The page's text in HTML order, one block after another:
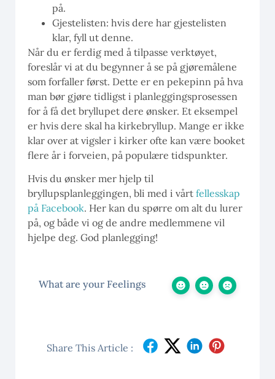
på.
Gjestelisten: hvis dere har gjestelisten
klar, fyll ut denne.
Når du er ferdig med å tilpasse verktøyet,
foreslår vi at du begynner å se på gjøremålene
som forfaller først. Dette er en pekepinn på hva
man bør gjøre tidligst i planleggingsprosessen
for å få det bryllupet dere ønsker. Et eksempel
er hvis dere skal ha kirkebryllup. Mange er ikke
klar over at vigsler i kirker ofte kan være booket
flere år i forveien, på populære tidspunkter.
Hvis du ønsker mer hjelp til
bryllupsplanleggingen, bli med i vårt fellesskap
på Facebook. Her kan du spørre om alt du lurer
på, og både vi og de andre medlemmene vil
hjelpe deg. God planlegging!
What are your Feelings
Share This Article :